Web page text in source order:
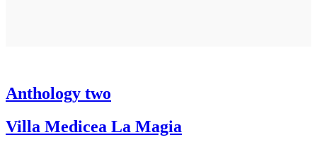
Anthology two
Villa Medicea La Magia